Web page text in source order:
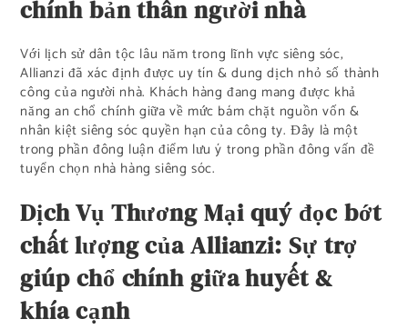
chính bản thân người nhà
Với lịch sử dân tộc lâu năm trong lĩnh vực siêng sóc,
Allianzi đã xác định được uy tín & dung dịch nhỏ số thành
công của người nhà. Khách hàng đang mang được khả
năng an chổ chính giữa về mức bám chặt nguồn vốn &
nhân kiệt siêng sóc quyền hạn của công ty. Đây là một
trong phần đông luận điểm lưu ý trong phần đông vấn đề
tuyển chọn nhà hàng siêng sóc.
Dịch Vụ Thương Mại quý đọc bớt
chất lượng của Allianzi: Sự trợ
giúp chổ chính giữa huyết &
khía cạnh